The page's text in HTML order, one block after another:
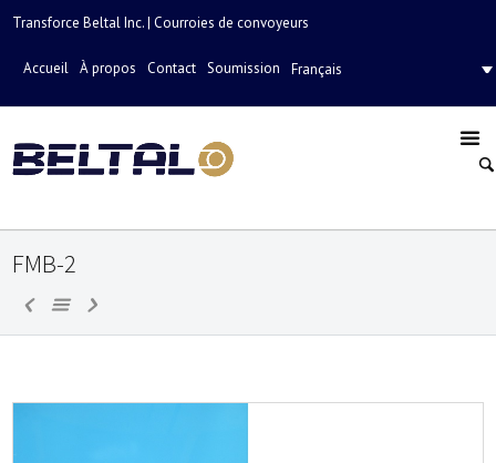
Transforce Beltal Inc. | Courroies de convoyeurs
Accueil À propos Contact Soumission Français
FMB-2